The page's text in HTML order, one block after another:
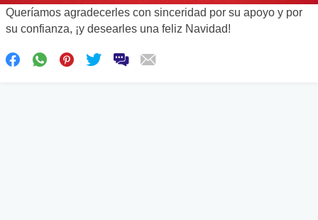
Queríamos agradecerles con sinceridad por su apoyo y por
su confianza, ¡y desearles una feliz Navidad!